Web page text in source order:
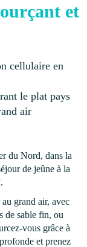
et
cellulaire en
le plat pays
air
du Nord, dans la
de jeûne à la
grand air, avec
de sable fin, ou
vous grâce à
et prenez